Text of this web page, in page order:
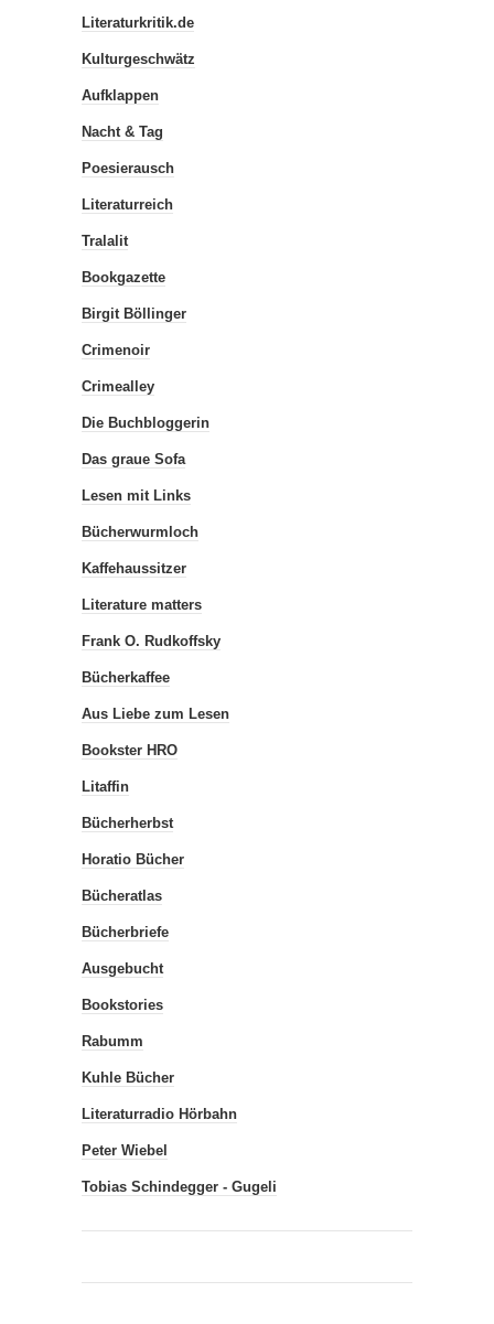
Literaturkritik.de
Kulturgeschwätz
Aufklappen
Nacht & Tag
Poesierausch
Literaturreich
Tralalit
Bookgazette
Birgit Böllinger
Crimenoir
Crimealley
Die Buchbloggerin
Das graue Sofa
Lesen mit Links
Bücherwurmloch
Kaffehaussitzer
Literature matters
Frank O. Rudkoffsky
Bücherkaffee
Aus Liebe zum Lesen
Bookster HRO
Litaffin
Bücherherbst
Horatio Bücher
Bücheratlas
Bücherbriefe
Ausgebucht
Bookstories
Rabumm
Kuhle Bücher
Literaturradio Hörbahn
Peter Wiebel
Tobias Schindegger - Gugeli